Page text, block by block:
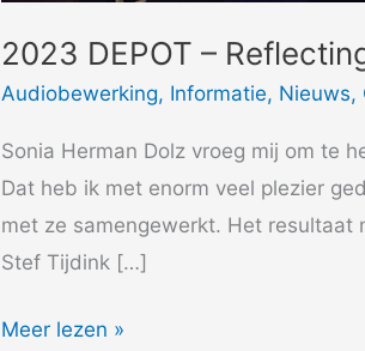
2023 DEPOT –
Audiobewerking, Informatie, Nieuws,
Sonia Herman Dolz vroeg mij om te
Dat heb ik met enorm veel plezier
met ze samengewerkt. Het resultaat
Stef Tijdink […]
2023
Meer lezen »